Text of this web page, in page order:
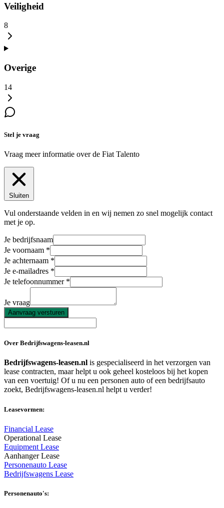
Veiligheid
8
Overige
14
Stel je vraag
Vraag meer informatie over de Fiat Talento
Sluiten
Vul onderstaande velden in en wij nemen zo snel mogelijk contact
met je op.
Je bedrijfsnaam
Je voornaam
Je achternaam
Je e-mailadres
Je telefoonnummer
Je vraag
Aanvraag versturen
Over Bedrijfswagens-leasen.nl
Bedrijfswagens-leasen.nl is gespecialiseerd in het verzorgen van
lease contracten, maar helpt u ook geheel kosteloos bij het kopen
van een voertuig! Of u nu een personen auto of een bedrijfsauto
zoekt, Bedrijfswagens-leasen.nl helpt u verder!
Leasevormen:
Financial Lease
Operational Lease
Equipment Lease
Aanhanger Lease
Personenauto Lease
Bedrijfswagens Lease
Personenauto's: